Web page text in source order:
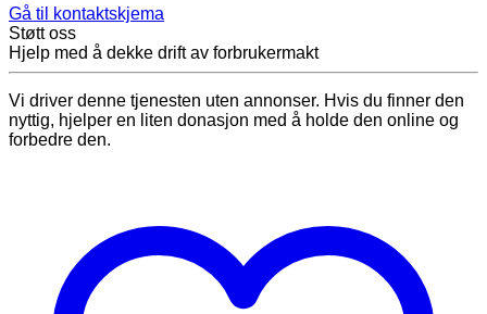
Gå til kontaktskjema
Støtt oss
Hjelp med å dekke drift av forbrukermakt
Vi driver denne tjenesten uten annonser. Hvis du finner den
nyttig, hjelper en liten donasjon med å holde den online og
forbedre den.